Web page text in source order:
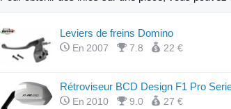
Leviers de freins Domino
En 2007 7.8 22 €
Rétroviseur BCD Design F1 Pro
En 2010 9.0 27 €